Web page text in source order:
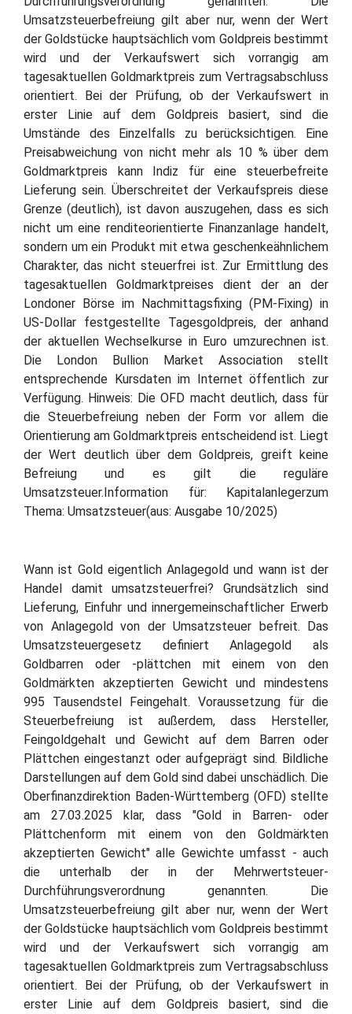
Umsatzsteuerbefreiung gilt aber nur, wenn der Wert
der Goldstücke hauptsächlich vom Goldpreis bestimmt
wird und der Verkaufswert sich vorrangig am
tagesaktuellen Goldmarktpreis zum Vertragsabschluss
orientiert. Bei der Prüfung, ob der Verkaufswert in
erster Linie auf dem Goldpreis basiert, sind die
Umstände des Einzelfalls zu berücksichtigen. Eine
Preisabweichung von nicht mehr als 10 % über dem
Goldmarktpreis kann Indiz für eine steuerbefreite
Lieferung sein. Überschreitet der Verkaufspreis diese
Grenze (deutlich), ist davon auszugehen, dass es sich
nicht um eine renditeorientierte Finanzanlage handelt,
sondern um ein Produkt mit etwa geschenkeähnlichem
Charakter, das nicht steuerfrei ist. Zur Ermittlung des
tagesaktuellen Goldmarktpreises dient der an der
Londoner Börse im Nachmittagsfixing (PM-Fixing) in
US-Dollar festgestellte Tagesgoldpreis, der anhand
der aktuellen Wechselkurse in Euro umzurechnen ist.
Die London Bullion Market Association stellt
entsprechende Kursdaten im Internet öffentlich zur
Verfügung. Hinweis: Die OFD macht deutlich, dass für
die Steuerbefreiung neben der Form vor allem die
Orientierung am Goldmarktpreis entscheidend ist. Liegt
der Wert deutlich über dem Goldpreis, greift keine
Befreiung und es gilt die reguläre
Umsatzsteuer.Information für: Kapitalanlegerzum
Thema: Umsatzsteuer(aus: Ausgabe 10/2025)
Wann ist Gold eigentlich Anlagegold und wann ist der
Handel damit umsatzsteuerfrei? Grundsätzlich sind
Lieferung, Einfuhr und innergemeinschaftlicher Erwerb
von Anlagegold von der Umsatzsteuer befreit. Das
Umsatzsteuergesetz definiert Anlagegold als
Goldbarren oder -plättchen mit einem von den
Goldmärkten akzeptierten Gewicht und mindestens
995 Tausendstel Feingehalt. Voraussetzung für die
Steuerbefreiung ist außerdem, dass Hersteller,
Feingoldgehalt und Gewicht auf dem Barren oder
Plättchen eingestanzt oder aufgeprägt sind. Bildliche
Darstellungen auf dem Gold sind dabei unschädlich. Die
Oberfinanzdirektion Baden-Württemberg (OFD) stellte
am 27.03.2025 klar, dass "Gold in Barren- oder
Plättchenform mit einem von den Goldmärkten
akzeptierten Gewicht" alle Gewichte umfasst - auch
die unterhalb der in der Mehrwertsteuer-
Durchführungsverordnung genannten. Die
Umsatzsteuerbefreiung gilt aber nur, wenn der Wert
der Goldstücke hauptsächlich vom Goldpreis bestimmt
wird und der Verkaufswert sich vorrangig am
tagesaktuellen Goldmarktpreis zum Vertragsabschluss
orientiert. Bei der Prüfung, ob der Verkaufswert in
erster Linie auf dem Goldpreis basiert, sind die